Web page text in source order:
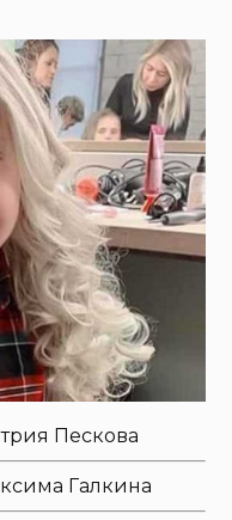
Пескова
Галкина